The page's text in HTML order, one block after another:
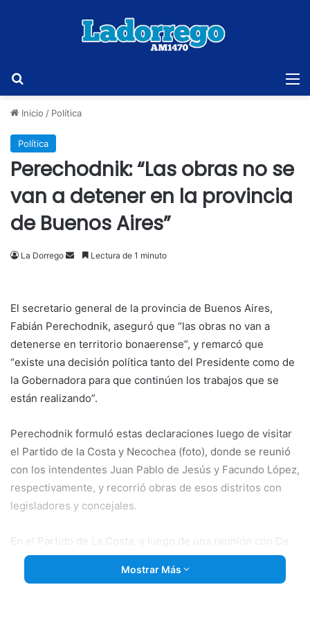
Inicio / Política
Política
Perechodnik: “Las obras no se
van a detener en la provincia
de Buenos Aires”
La Dorrego
SendLectura de 1 minuto
El secretario general de la provincia de Buenos Aires,
Fabián Perechodnik, aseguró que “las obras no van a
detenerse en territorio bonaerense”, y remarcó que
“existe una decisión política tanto del Presidente como de
la Gobernadora para que continúen los trabajos que se
están realizando”.
Perechodnik formuló estas declaraciones luego de visitar
el Partido de la Costa y Necochea (foto), donde se reunió
con los intendentes Juan Pablo de Jesús y Facundo López,
respectivamente, y recorrió obras de esos distritos con
legisladores y concejales.
En el Partido de La Costa, y luego de una reunión con De
Jesús, Perechodnik visitó lasobras de la doble vía de la
ruta 11 a la altura de Costa del Este y del frente marítimo
Mostrar Más